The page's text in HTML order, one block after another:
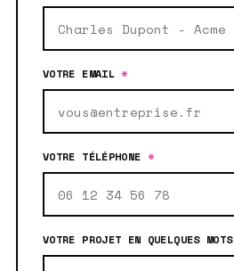
VOTRE EMAIL *
VOTRE TÉLÉPHONE *
VOTRE PROJET EN QUELQUES MOTS